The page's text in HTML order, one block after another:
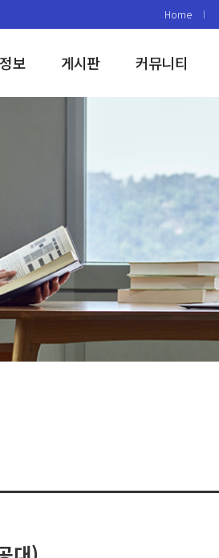
Home
보 게시판 커뮤니티